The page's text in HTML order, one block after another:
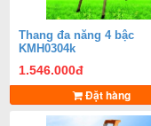
Thang đa năng 4 bậc
KMH0304k
1.546.000đ
Đặt hàng